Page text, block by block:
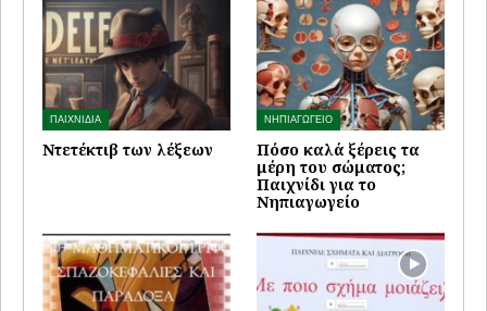
ΠΑΙΧΝΙΔΙΑ
Ντετέκτιβ των λέξεων
ΝΗΠΙΑΓΩΓΕΙΟ
Πόσο καλά ξέρεις τα
μέρη του σώματος;
Παιχνίδι για το
Νηπιαγωγείο